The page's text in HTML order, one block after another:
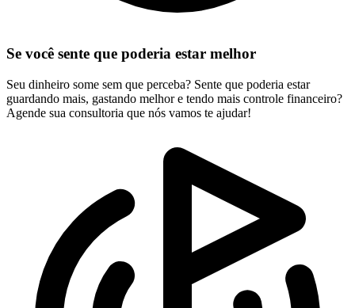
Se você sente que poderia estar melhor
Seu dinheiro some sem que perceba? Sente que poderia estar
guardando mais, gastando melhor e tendo mais controle financeiro?
Agende sua consultoria que nós vamos te ajudar!